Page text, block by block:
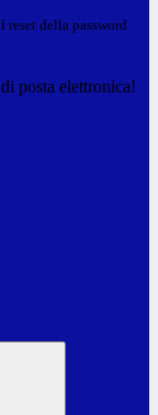
reset della password
posta elettronica!